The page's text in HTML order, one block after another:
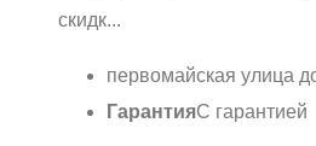
скидк...
первомайская улица
ГарантияС гарантией